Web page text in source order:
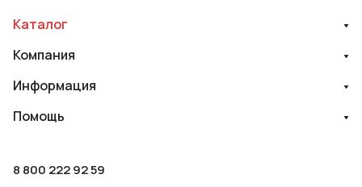
Каталог
Компания
Информация
Помощь
8 800 222 92 59